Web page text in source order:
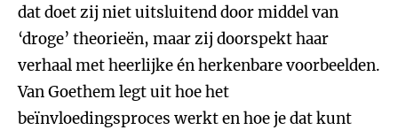
dat doet zij niet uitsluitend door middel van
‘droge’ theorieën, maar zij doorspekt haar
verhaal met heerlijke én herkenbare voorbeelden.
Van Goethem legt uit hoe het
beïnvloedingsproces werkt en hoe je dat kunt